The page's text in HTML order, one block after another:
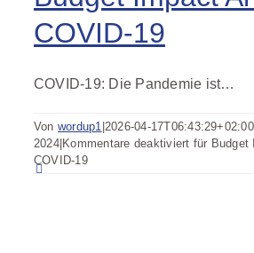
COVID-19
COVID-19: Die Pandemie ist…
Von wordup1 2026-04-17T06:43:29+02:00
2024| Kommentare deaktiviert für Budget
COVID-19